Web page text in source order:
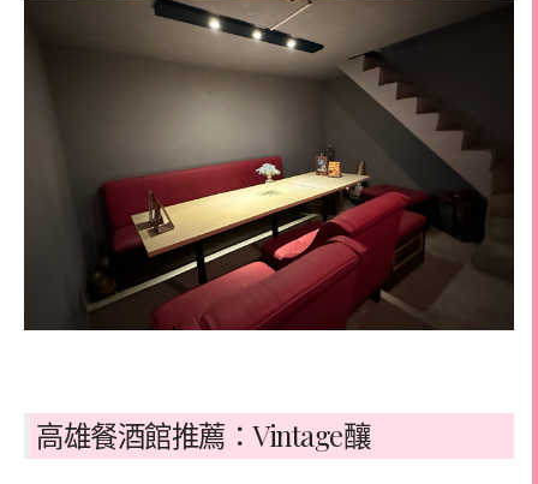
高雄餐酒館推薦：Vintage釀